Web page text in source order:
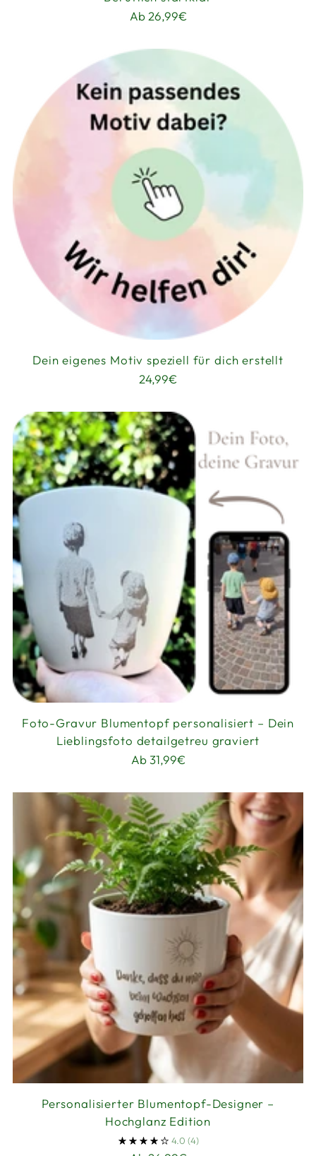
Ab 26,99€
Dein eigenes Motiv speziell für dich erstellt
24,99€
Foto-Gravur Blumentopf personalisiert – Dein
Lieblingsfoto detailgetreu graviert
Ab 31,99€
Personalisierter Blumentopf-Designer –
Hochglanz Edition
4.0 (4)